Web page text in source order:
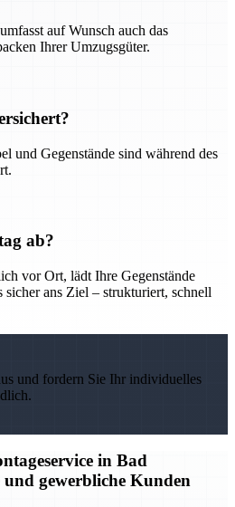
auf Wunsch auch das
Ihrer Umzugsgüter.
und Gegenstände sind während des
ab?
vor Ort, lädt Ihre Gegenstände
ans Ziel – strukturiert, schnell
und fordern Sie Ihr individuelles
in Bad
gewerbliche Kunden